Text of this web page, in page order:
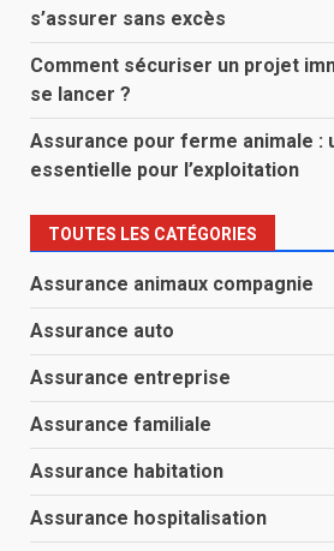
s’assurer sans excès
Comment sécuriser un projet
se lancer ?
Assurance pour ferme animale :
essentielle pour l’exploitation
TOUTES LES CATÉGORIES
Assurance animaux compagnie
Assurance auto
Assurance entreprise
Assurance familiale
Assurance habitation
Assurance hospitalisation